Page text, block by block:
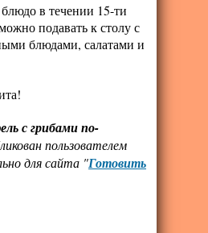
в течении 15-ти
подавать к столу с
блюдами, салатами и
с грибами по-
пользователем
для сайта "Готовить